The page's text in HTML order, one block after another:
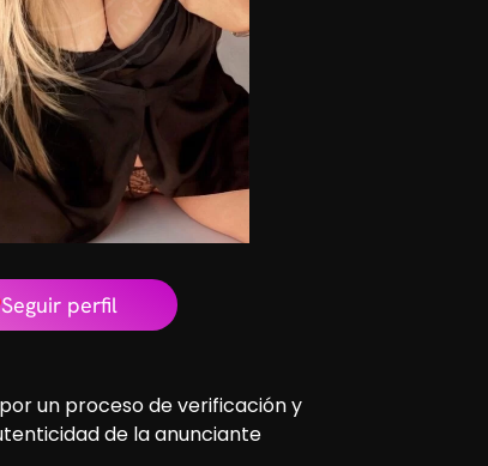
Seguir perfil
un proceso de verificación y
de la anunciante